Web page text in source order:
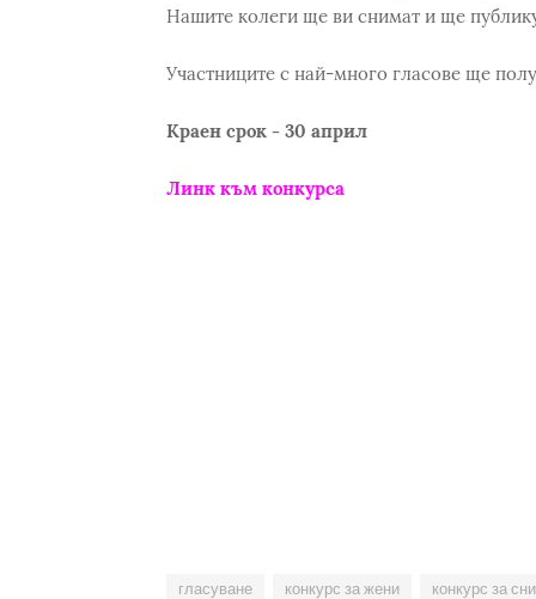
Нашите колеги ще ви снимат и ще
Участниците с най-много гласове ще
Краен срок - 30 април
Линк към конкурса
гласуване конкурс за жени
конкурс за